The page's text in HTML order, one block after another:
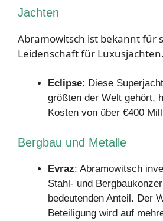
Jachten
Abramowitsch ist bekannt für
Leidenschaft für Luxusjachten.
Eclipse: Diese
größten der Welt gehört,
Kosten von über €400
Bergbau und Metalle
Evraz: Abramowitsch
Stahl- und
bedeutenden Anteil. Der
Beteiligung wird auf